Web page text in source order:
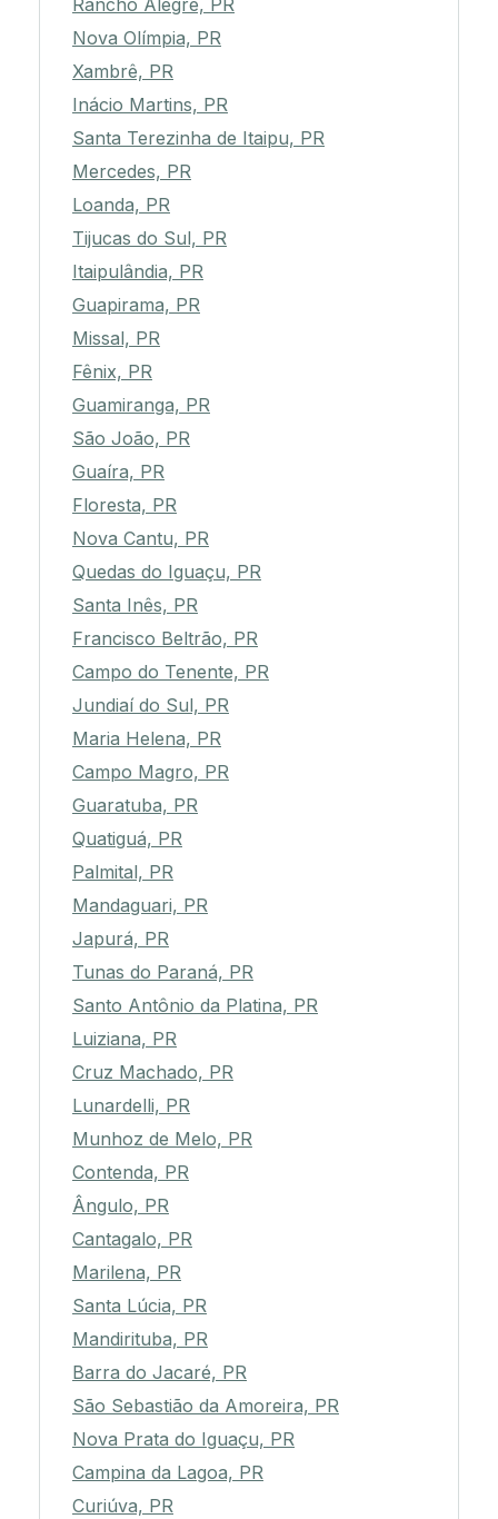
Rancho Alegre, PR
Nova Olímpia, PR
Xambrê, PR
Inácio Martins, PR
Santa Terezinha de Itaipu, PR
Mercedes, PR
Loanda, PR
Tijucas do Sul, PR
Itaipulândia, PR
Guapirama, PR
Missal, PR
Fênix, PR
Guamiranga, PR
São João, PR
Guaíra, PR
Floresta, PR
Nova Cantu, PR
Quedas do Iguaçu, PR
Santa Inês, PR
Francisco Beltrão, PR
Campo do Tenente, PR
Jundiaí do Sul, PR
Maria Helena, PR
Campo Magro, PR
Guaratuba, PR
Quatiguá, PR
Palmital, PR
Mandaguari, PR
Japurá, PR
Tunas do Paraná, PR
Santo Antônio da Platina, PR
Luiziana, PR
Cruz Machado, PR
Lunardelli, PR
Munhoz de Melo, PR
Contenda, PR
Ângulo, PR
Cantagalo, PR
Marilena, PR
Santa Lúcia, PR
Mandirituba, PR
Barra do Jacaré, PR
São Sebastião da Amoreira, PR
Nova Prata do Iguaçu, PR
Campina da Lagoa, PR
Curiúva, PR